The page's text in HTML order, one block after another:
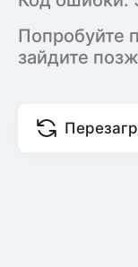
Попробуйте
зайдите